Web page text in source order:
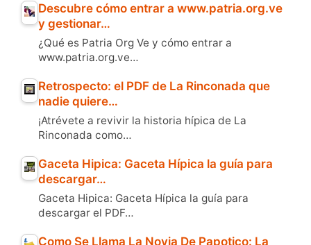
Descubre cómo entrar a www.patria.org.ve
y gestionar…
¿Qué es Patria Org Ve y cómo entrar a
www.patria.org.ve…
Retrospecto: el PDF de La Rinconada que
nadie quiere…
¡Atrévete a revivir la historia hípica de La
Rinconada como…
Gaceta Hipica: Gaceta Hípica la guía para
descargar…
Gaceta Hipica: Gaceta Hípica la guía para
descargar el PDF…
Como Se Llama La Novia De Papotico: La